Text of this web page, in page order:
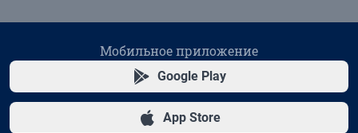
Мобильное приложение
Google Play
App Store